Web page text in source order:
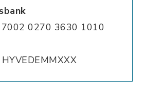
7002 0270 3630 1010
HYVEDEMMXXX